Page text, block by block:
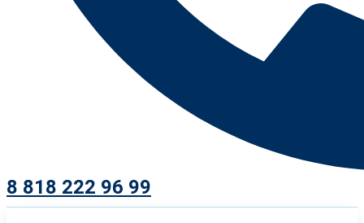
8 818 222 96 99​